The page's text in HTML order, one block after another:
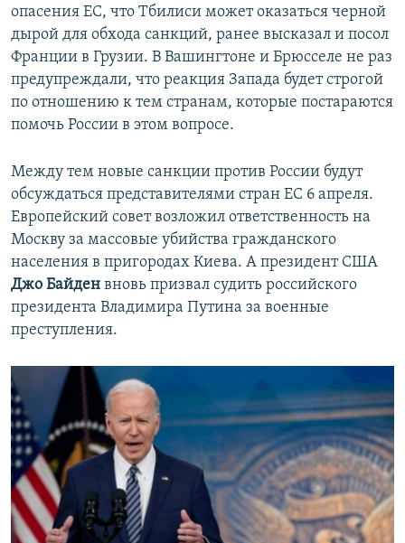
опасения ЕС, что Тбилиси может оказаться черной
дырой для обхода санкций, ранее высказал и посол
Франции в Грузии. В Вашингтоне и Брюсселе не раз
предупреждали, что реакция Запада будет строгой
по отношению к тем странам, которые постараются
помочь России в этом вопросе.
Между тем новые санкции против России будут
обсуждаться представителями стран ЕС 6 апреля.
Европейский совет возложил ответственность на
Москву за массовые убийства гражданского
населения в пригородах Киева. А президент США
Джо Байден вновь призвал судить российского
президента Владимира Путина за военные
преступления.